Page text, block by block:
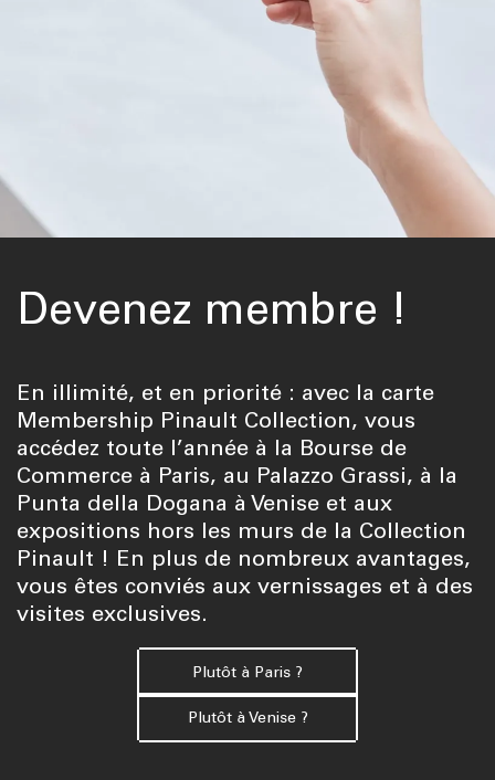
Devenez membre !
En illimité, et en priorité : avec la carte
Membership Pinault Collection, vous
accédez toute l’année à la Bourse de
Commerce à Paris, au Palazzo Grassi, à la
Punta della Dogana à Venise et aux
expositions hors les murs de la Collection
Pinault ! En plus de nombreux avantages,
vous êtes conviés aux vernissages et à des
visites exclusives.
Plutôt à Paris ?
Plutôt à Venise ?